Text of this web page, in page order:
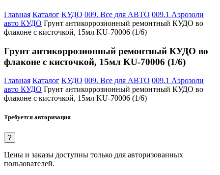
Главная Каталог КУДО 009. Все для АВТО 009.1 Аэрозоли
авто КУДО Грунт антикоррозионный ремонтный КУДО во
флаконе с кисточкой, 15мл KU-70006 (1/6)
Грунт антикоррозионный ремонтный КУДО во
флаконе с кисточкой, 15мл KU-70006 (1/6)
Главная Каталог КУДО 009. Все для АВТО 009.1 Аэрозоли
авто КУДО Грунт антикоррозионный ремонтный КУДО во
флаконе с кисточкой, 15мл KU-70006 (1/6)
Требуется авторизация
?
Цены и заказы доступны только для авторизованных
пользователей.